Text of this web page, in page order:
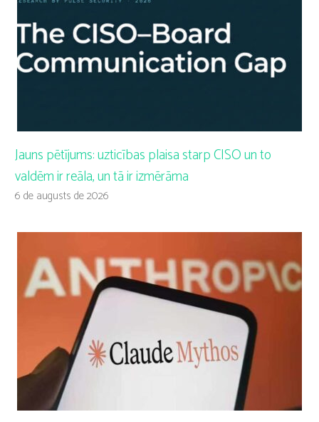
Jauns pētījums: uzticības plaisa starp CISO un to
valdēm ir reāla, un tā ir izmērāma
6 de augusts de 2026